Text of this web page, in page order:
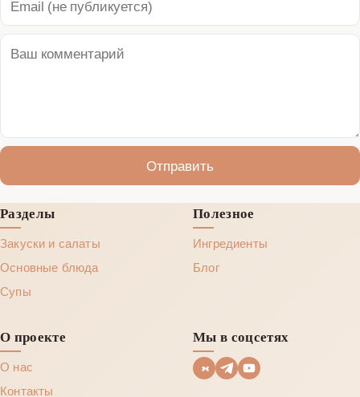
Отправить
Разделы
Закуски и салаты
Основные блюда
Супы
Полезное
Ингредиенты
Блог
О проекте
О нас
Контакты
Мы в соцсетях